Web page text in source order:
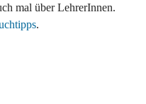
mal über LehrerInnen.
.